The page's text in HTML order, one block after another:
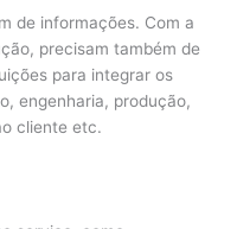
de informações. Com a
precisam também de
para integrar os
engenharia, produção,
cliente etc.